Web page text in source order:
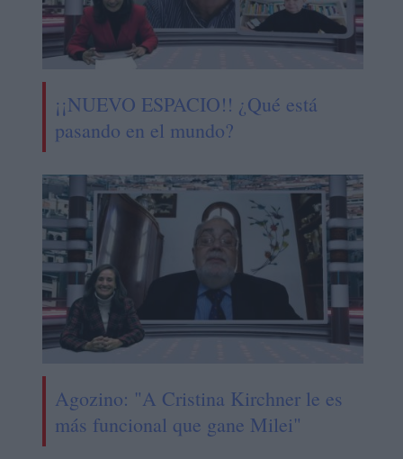
¡¡NUEVO ESPACIO!! ¿Qué está
pasando en el mundo?
Agozino: "A Cristina Kirchner le es
más funcional que gane Milei"